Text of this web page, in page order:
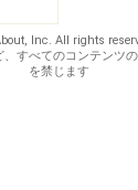
ト♪そば粉なし
Inc. All rights
すべてのコンテンツ
を禁じます